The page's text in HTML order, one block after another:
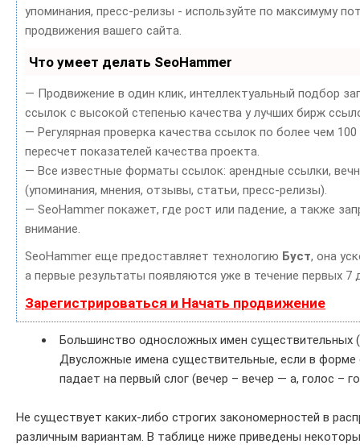
упоминания, пресс-релизы - используйте по максимуму
продвижения вашего сайта.
Что умеет делать SeoHammer
— Продвижение в один клик, интеллектуальный подбор
ссылок с высокой степенью качества у лучших бирж
— Регулярная проверка качества ссылок по более чем
пересчет показателей качества проекта.
— Все известные форматы ссылок: арендные ссылки,
(упоминания, мнения, отзывы, статьи, пресс-релизы).
— SeoHammer покажет, где рост или падение, а также
внимание.
SeoHammer еще предоставляет технологию Буст, она
а первые результаты появляются уже в течение первых 7
Зарегистрироваться и Начать продвижение
Большинство односложных имен существительных
Двусложные имена существительные, если в форме
падает на первый слог (вечер – вечер — а, голос –
Не существует каких-либо строгих закономерностей в
различным вариантам. В таблице ниже приведены